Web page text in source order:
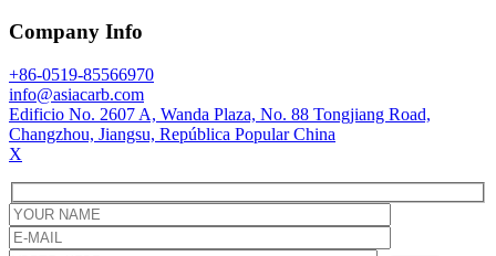
Company Info
+86-0519-85566970
info@asiacarb.com
Edificio No. 2607 A, Wanda Plaza, No. 88 Tongjiang Road,
Changzhou, Jiangsu, República Popular China
X